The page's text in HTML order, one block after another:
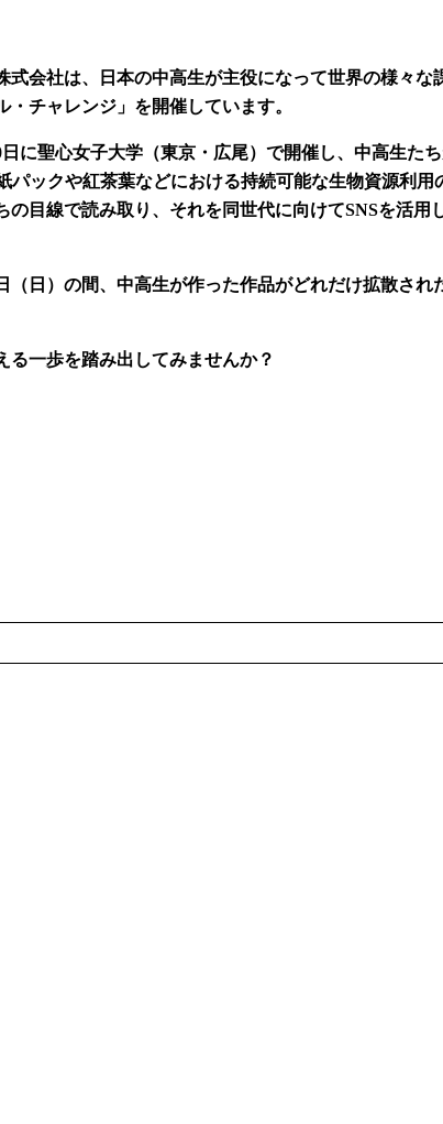
会社は、日本の中高生が主役になって世界の様々な
チャレンジ」を開催しています。
日に聖心女子大学（東京・広尾）で開催し、中高生た
ックや紅茶葉などにおける持続可能な生物資源利用
目線で読み取り、それを同世代に向けてSNSを活用
（日）の間、中高生が作った作品がどれだけ拡散され
る一歩を踏み出してみませんか？